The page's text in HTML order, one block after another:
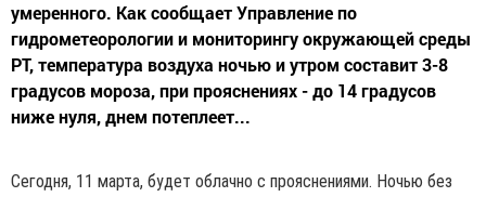
умеренного. Как сообщает Управление по
гидрометеорологии и мониторингу окружающей среды
РТ, температура воздуха ночью и утром составит 3-8
градусов мороза, при прояснениях - до 14 градусов
ниже нуля, днем потеплеет...
Сегодня, 11 марта, будет облачно с прояснениями. Ночью без